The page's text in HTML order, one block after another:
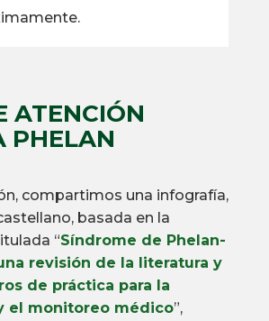
ATENCIÓN
PHELAN
compartimos una infografía,
basada en la
“Síndrome de Phelan-
revisión de la literatura y
de práctica para la
el monitoreo médico”,